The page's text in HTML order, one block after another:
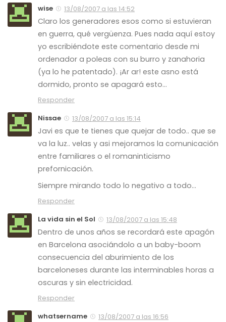
wise 13/08/2007 a las 14:52
Claro los generadores esos como si estuvieran
en guerra, qué vergüenza. Pues nada aquí estoy
yo escribiéndote este comentario desde mi
ordenador a poleas con su burro y zanahoria
(ya lo he patentado). ¡Ar ar! este asno está
dormido, pronto se apagará esto…
Responder
Nissae
13/08/2007 a las 15:14
Javi es que te tienes que quejar de todo.. que se
va la luz.. velas y asi mejoramos la comunicación
entre familiares o el romaninticismo
prefornicación.
Siempre mirando todo lo negativo a todo…
Responder
La vida sin el Sol
13/08/2007 a las 15:48
Dentro de unos años se recordará este apagón
en Barcelona asociándolo a un baby-boom
consecuencia del aburimiento de los
barceloneses durante las interminables horas a
oscuras y sin electricidad.
Responder
whatsername
13/08/2007 a las 16:56